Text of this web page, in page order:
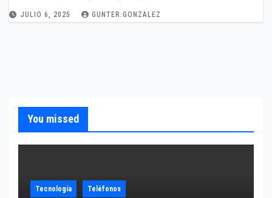
JULIO 6, 2025 GUNTER.GONZALEZ
You missed
Tecnología Teléfonos